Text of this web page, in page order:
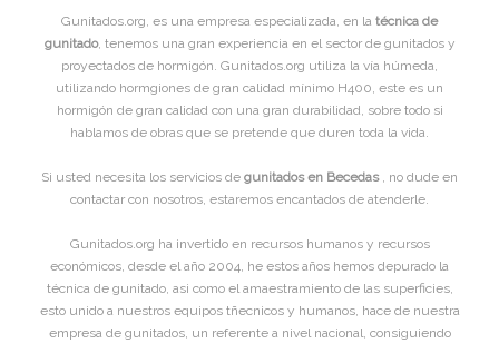
Gunitados.org, es una empresa especializada, en la técnica de
gunitado, tenemos una gran experiencia en el sector de gunitados y
proyectados de hormigón. Gunitados.org utiliza la vía húmeda,
utilizando hormgiones de gran calidad mínimo H400, este es un
hormigón de gran calidad con una gran durabilidad, sobre todo si
hablamos de obras que se pretende que duren toda la vida.
Si usted necesita los servicios de gunitados en Becedas , no dude en
contactar con nosotros, estaremos encantados de atenderle.
Gunitados.org ha invertido en recursos humanos y recursos
económicos, desde el año 2004, he estos años hemos depurado la
técnica de gunitado, asi como el amaestramiento de las superficies,
esto unido a nuestros equipos tñecnicos y humanos, hace de nuestra
empresa de gunitados, un referente a nivel nacional, consiguiendo